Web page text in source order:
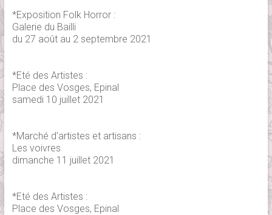
*Exposition Folk Horror :
Galerie du Bailli
du 27 août au 2 septembre 2021
*Eté des Artistes :
Place des Vosges, Epinal
samedi 10 juillet 2021
*Marché d'artistes et artisans :
Les voivres
dimanche 11 juillet 2021
*Eté des Artistes :
Place des Vosges, Epinal